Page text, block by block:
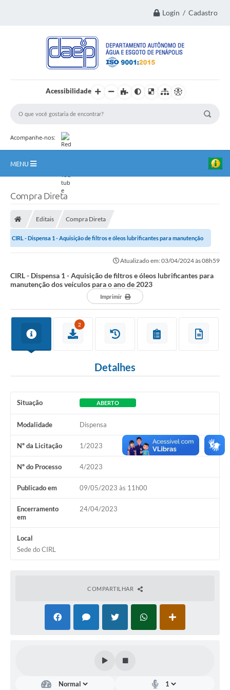
Login / Cadastro
Acessibilidade
Acompanhe-nos:
MENU
Comunicação
Contato
Carta de Serviços
Galeria de Fotos
Ouvidoria
Arquivos para Download
Carta de Serviços
Notícias
Turismo
Obras
Galeria de Vídeos
Secretarias
Projetos
Serviços Online
Compra Direta
Editais Compra Direta
CIRL - Dispensa 1 - Aquisição de filtros e óleos lubrificantes para manutenção
Atualizado em: 03/04/2024 às 08h59
CIRL - Dispensa 1 - Aquisição de filtros e óleos lubrificantes para
manutenção dos veículos para o ano de 2023
Imprimir
2
Detalhes
Situação ABERTO
Modalidade Dispensa
Nº da Licitação 1/2023
Nº do Processo 4/2023
Publicado em 09/05/2023 às 11h00
Encerramento
em
24/04/2023
Local
Sede do CIRL
COMPARTILHAR